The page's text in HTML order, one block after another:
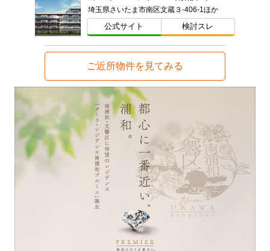
埼玉県さいたま市南区文蔵３-406-1ほか
公式サイト 検討スレ
ご近所物件を見てみる